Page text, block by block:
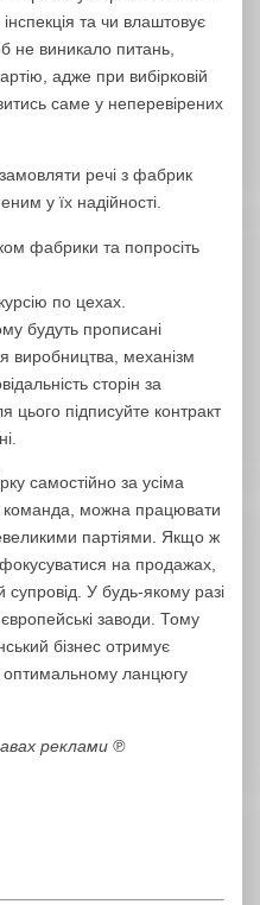
та чи влаштовує
не виникало питань,
адже при вибірковій
саме у неперевірених
речі з фабрик
у їх надійності.
фабрики та попросіть
по цехах.
будуть прописані
виробництва, механізм
сторін за
цього підписуйте контракт
самостійно за усіма
команда, можна працювати
партіями. Якщо ж
на продажах,
У будь-якому разі
заводи. Тому
бізнес отримує
оптимальному ланцюгу
реклами ℗